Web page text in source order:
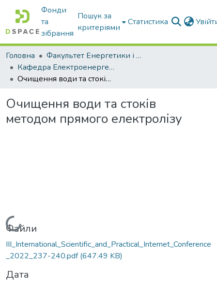
Фонди
та
зібрання
Пошук за
критеріями
Статистика
Головна
Факультет Енергетики і комп'ютерних технологій
Кафедра Електроенергетики і електротехнологій
Очищення води та стоків методом прямого електролізу
Очищення води та стоків
методом прямого електролізу
Вантажиться...
Файли
ІІІ_International_Scientific_and_Practical_Internet_Conference
_2022_237-240.pdf(647.49 KB)
Дата